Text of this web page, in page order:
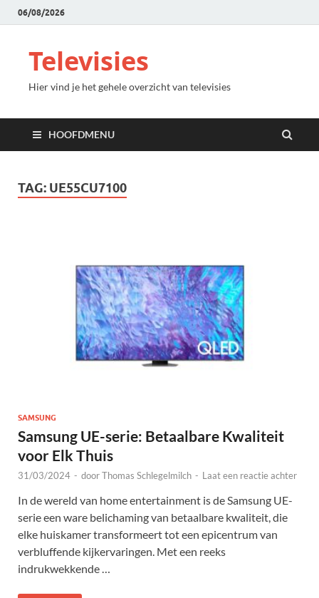
06/08/2026
Televisies
Hier vind je het gehele overzicht van televisies
HOOFDMENU
TAG: UE55CU7100
SAMSUNG
Samsung UE-serie: Betaalbare Kwaliteit
voor Elk Thuis
31/03/2024 - doorThomas Schlegelmilch - Laat een reactie achter
In de wereld van home entertainment is de Samsung UE-
serie een ware belichaming van betaalbare kwaliteit, die
elke huiskamer transformeert tot een epicentrum van
verbluffende kijkervaringen. Met een reeks
indrukwekkende …